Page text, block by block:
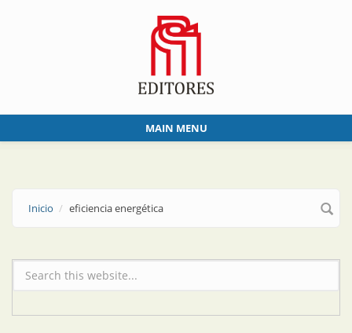
MAIN MENU
Inicio eficiencia energética
Formulario de búsqueda